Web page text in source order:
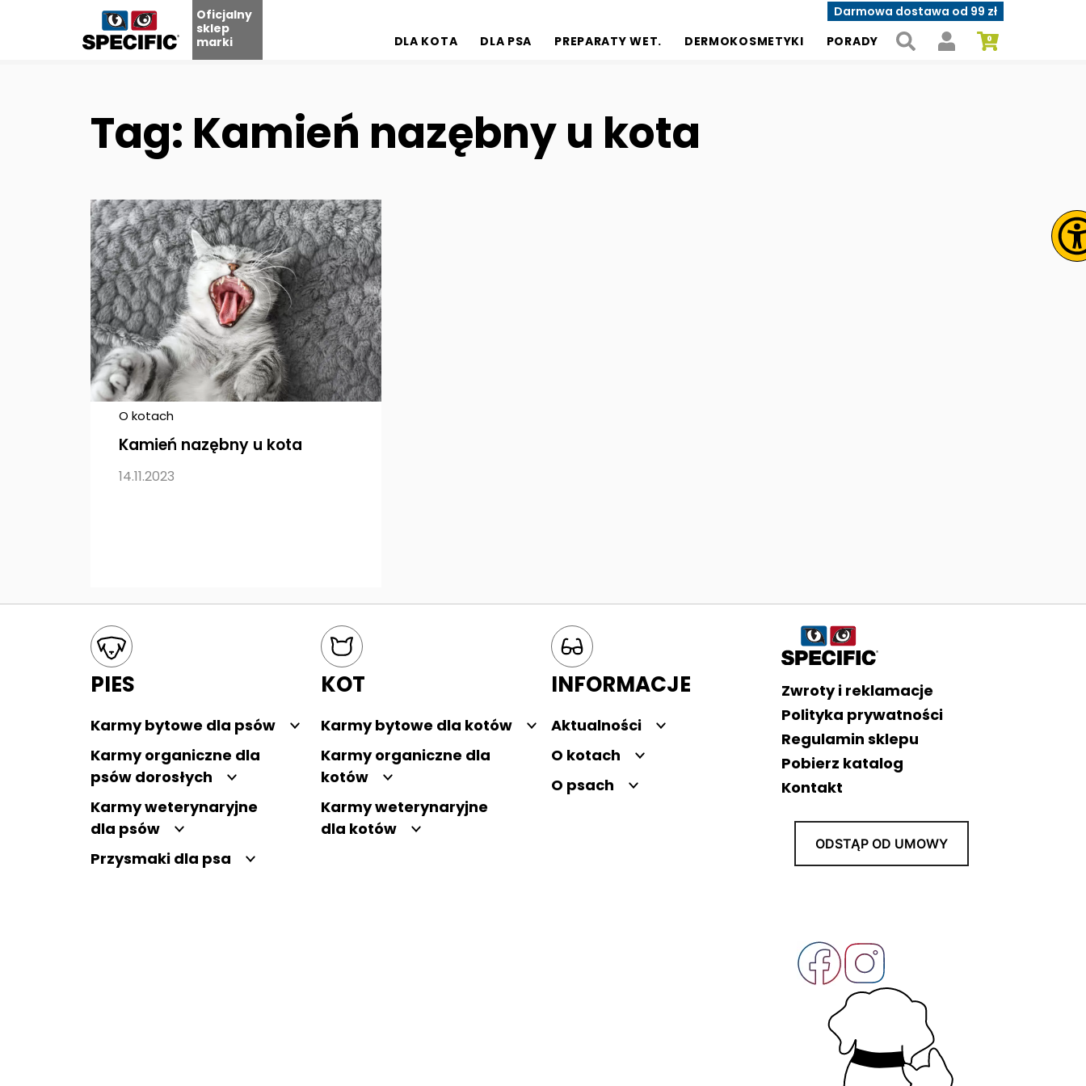
Oficjalny
sklep
marki
Darmowa dostawa od 99 zł
DLA KOTA
DLA PSA PREPARATY WET. DERMOKOSMETYKI PORADY
Tag: Kamień nazębny u kota
O kotach
Kamień nazębny u kota
14.11.2023
Mapa kategorii
PIES
Karmy bytowe dla psów
Karmy organiczne dla
psów dorosłych
Karmy weterynaryjne
dla psów
Przysmaki dla psa
KOT
Karmy bytowe dla kotów
Karmy organiczne dla
kotów
Karmy weterynaryjne
dla kotów
INFORMACJE
Aktualności
O kotach
O psach
Informacje o sklepie
Zwroty i reklamacje
Polityka prywatności
Regulamin sklepu
Pobierz katalog
Kontakt